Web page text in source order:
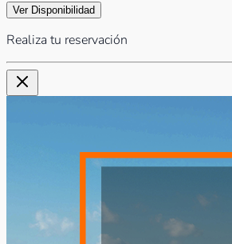
Ver Disponibilidad
Realiza tu reservación